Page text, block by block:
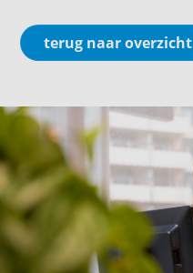
terug naar overzicht